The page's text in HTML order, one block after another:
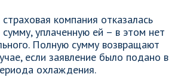
компания отказалась
уплаченную ей – в этом нет
Полную сумму возвращают
если заявление было подано в
охлаждения.